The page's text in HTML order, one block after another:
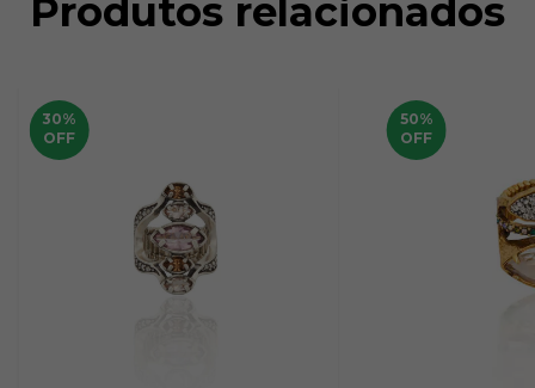
Produtos relacionados
30%
OFF
50%
OFF